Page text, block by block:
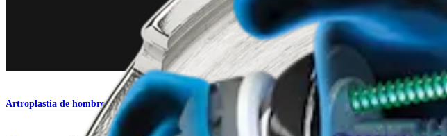
Artroplastia de hombro